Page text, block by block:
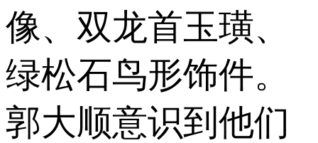
像、双龙首玉璜、
绿松石鸟形饰件。
郭大顺意识到他们